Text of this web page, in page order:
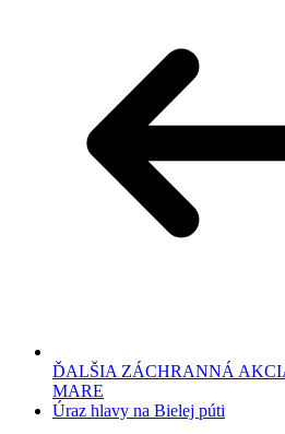
ĎALŠIA ZÁCHRANNÁ
MARE
Úraz hlavy na Bielej púti